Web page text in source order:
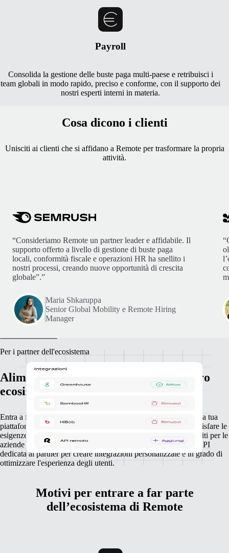
Payroll
Consolida la gestione delle buste paga multi-paese e retribuisci i
team globali in modo rapido, preciso e conforme, con il supporto dei
nostri esperti interni in materia.
Cosa dicono i clienti
Unisciti ai clienti che si affidano a Remote per trasformare la propria
attività.
“Consideriamo Remote un partner leader e affidabile. Il
supporto offerto a livello di gestione di buste paga
locali, conformità fiscale e operazioni HR ha snellito i
nostri processi, creando nuove opportunità di crescita
globale”.”
Maria Shkaruppa
Senior Global Mobility e Remote Hiring
Manager
Per i partner dell'ecosistema
Alimenta la tua crescita grazie al nostro
ecosistema di integrazioni
Entra a far parte del nostro ecosistema di partner per collegare la tua
piattaforma a Remote e offrire un'integrazione in grado di soddisfare le
esigenze di espansione globale dei tuoi clienti. Non ci sono limiti per le
aziende che desiderano sfruttare la nostra intuitiva interfaccia API
dedicata ai partner per creare integrazioni personalizzate e in grado di
ottimizzare l'esperienza degli utenti.
Motivi per entrare a far parte
dell’ecosistema di Remote